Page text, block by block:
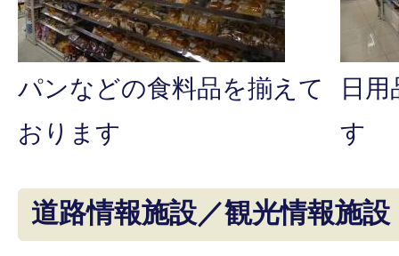
パンなどの食料品を揃えて
おります
日
す
道路情報施設／観光情報施設